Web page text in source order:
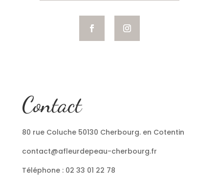
Contact
80 rue Coluche 50130 Cherbourg. en Cotentin
contact@afleurdepeau-cherbourg.fr
Téléphone : 02 33 01 22 78